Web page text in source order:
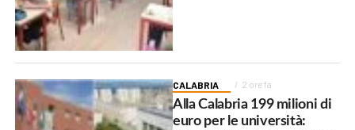
CALABRIA 2 ore fa
Alla Calabria 199 milioni di
euro per le università: